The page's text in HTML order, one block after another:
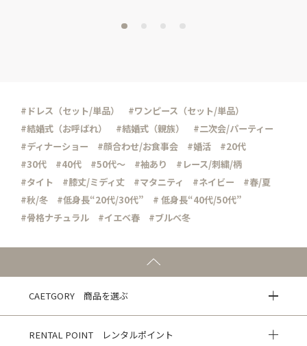
#ドレス（セット/単品）
#ワンピース（セット/単品）
#結婚式（お呼ばれ）
#結婚式（親族）
#二次会/パーティー
#ディナーショー
#顔合わせ/お食事会 #婚活
#20代
#30代
#40代 #50代～ #袖あり
#レース/刺繍/柄
#タイト
#膝丈/ミディ丈 #マタニティ #ネイビー
#春/夏
#秋/冬
#低身長“20代/30代”
# 低身長“40代/50代”
#骨格ナチュラル
#イエベ春 #ブルべ冬
CAETGORY 商品を選ぶ
RENTAL POINT レンタルポイント